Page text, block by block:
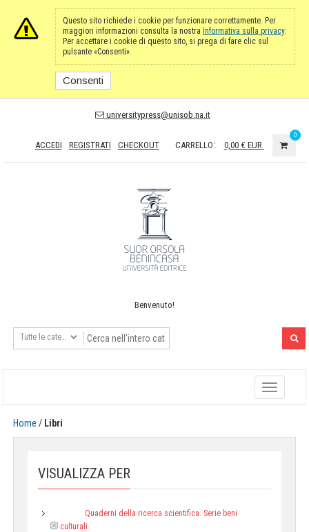
Questo sito richiede i cookie per funzionare correttamente. Per
maggiori informazioni consulta la nostra Informativa sulla privacy.
Per accettare i cookie di questo sito, si prega di fare clic sul
pulsante «Consenti».
Consenti
universitypress@unisob.na.it
ACCEDI REGISTRATI CHECKOUT CARRELLO: 0,00 € EUR
0
Benvenuto!
Toggle
navigation
Home / Libri
VISUALIZZA PER
Quaderni della ricerca scientifica. Serie beni
culturali